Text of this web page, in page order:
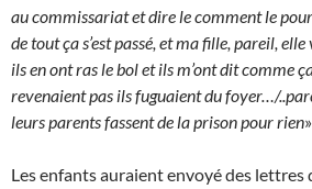
au commissariat et dire le comment le
de tout ça s’est passé, et ma fille, pareil,
ils en ont ras le bol et ils m’ont dit comme
revenaient pas ils fuguaient du foyer…/
leurs parents fassent de la prison pour rien»
Les enfants auraient envoyé des lettres